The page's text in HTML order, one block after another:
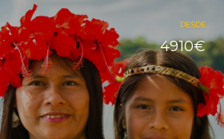
DESDE
4910€